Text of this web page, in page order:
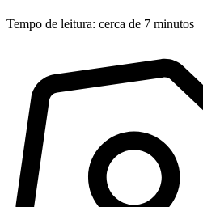
Tempo de leitura: cerca de 7 minutos